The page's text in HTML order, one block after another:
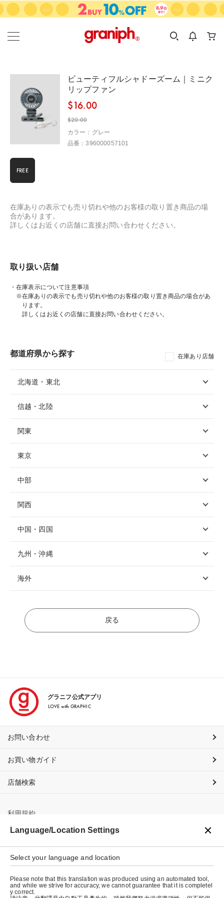
カテゴリーから探す
KIDS
カテゴリ
サイズ
ビューティフルシャドーズーム｜ミニク
リップファン
$‌16.00
$‌20.00
カラー：グレー
品番：396000057101
FREE
在庫ありの表示でも売り切れや他のお客様の取り置き商品の場
合があります。
詳しくはお近くの店舗に直接お問い合わせください。
取り扱い店舗
・在庫表示について注意事項
※在庫ありの表示でも売り切れや他のお客様の取り置き商品の場合があ
ります。
詳しくはお近くの店舗に直接お問い合わせください。
都道府県から探す 在庫あり店舗
北海道・東北
信越・北陸
関東
東京
中部
関西
中国・四国
九州・沖縄
海外
戻る
グラニフ公式アプリ
LOVE with GRAPHIC
お問い合わせ
お買い物ガイド
店舗検索
利用規約
プライバシーポリシー
特定商取引法に基づく表示
会社概要
Language/Location Settings
Select your language and location
Please note that this translation was produced using an automated tool,
and while we strive for accuracy, we cannot guarantee that it is completel
y correct.